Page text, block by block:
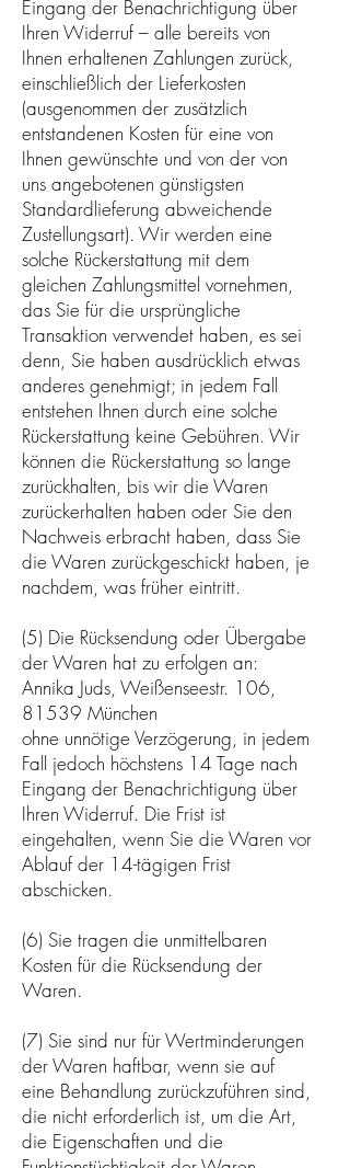
Eingang der Benachrichtigung über
Ihren Widerruf – alle bereits von
Ihnen erhaltenen Zahlungen zurück,
einschließlich der Lieferkosten
(ausgenommen der zusätzlich
entstandenen Kosten für eine von
Ihnen gewünschte und von der von
uns angebotenen günstigsten
Standardlieferung abweichende
Zustellungsart). Wir werden eine
solche Rückerstattung mit dem
gleichen Zahlungsmittel vornehmen,
das Sie für die ursprüngliche
Transaktion verwendet haben, es sei
denn, Sie haben ausdrücklich etwas
anderes genehmigt; in jedem Fall
entstehen Ihnen durch eine solche
Rückerstattung keine Gebühren. Wir
können die Rückerstattung so lange
zurückhalten, bis wir die Waren
zurückerhalten haben oder Sie den
Nachweis erbracht haben, dass Sie
die Waren zurückgeschickt haben, je
nachdem, was früher eintritt.
(5) Die Rücksendung oder Übergabe
der Waren hat zu erfolgen an:
Annika Juds, Weißenseestr. 106,
81539 München
ohne unnötige Verzögerung, in jedem
Fall jedoch höchstens 14 Tage nach
Eingang der Benachrichtigung über
Ihren Widerruf. Die Frist ist
eingehalten, wenn Sie die Waren vor
Ablauf der 14-tägigen Frist
abschicken.
(6) Sie tragen die unmittelbaren
Kosten für die Rücksendung der
Waren.
(7) Sie sind nur für Wertminderungen
der Waren haftbar, wenn sie auf
eine Behandlung zurückzuführen sind,
die nicht erforderlich ist, um die Art,
die Eigenschaften und die